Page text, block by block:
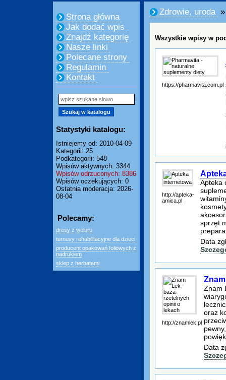
Strona główna
Jak dodać wpis
Znajdź kategorię
Nasze linki
Polecane strony
Regulamin
Kontakt
Statystyki katalogu:
Istniejemy od: 2010-04-09
Kategorii: 25
Podkategorii: 548
Wpisów aktywnych: 3344
Wpisów odrzuconych: 8386
Wpisów oczekujących: 0
Ostatnia moderacja: 2026-
08-04
Polecamy:
dresy z weluru
turnusy rehabilitacyjne dla dzieci
producent opakowań foliowych z
nadrukiem
sklep z herbatami
Zdrowie, uroda
Wszystkie wpisy w
https://pharmavita.com.pl
http://apteka-
amica.pl
Apteka
sprzęt
Data
http://znamlek.pl
Znam
oraz
Data